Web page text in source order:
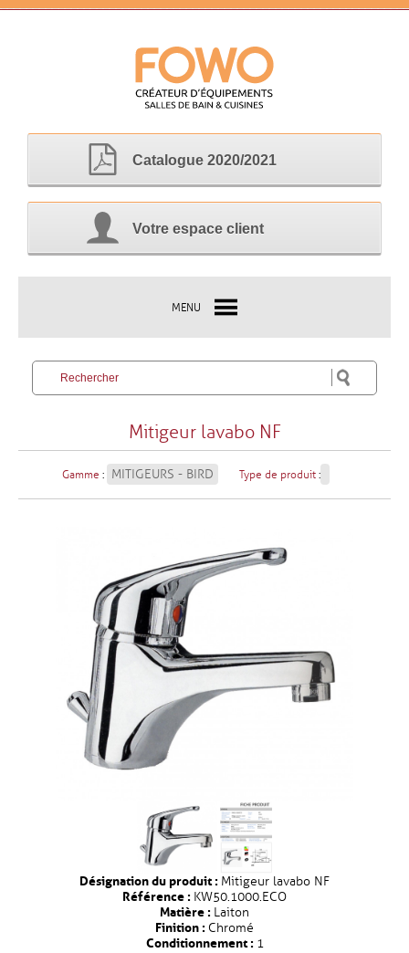
Catalogue 2020/2021
Votre espace client
MENU
Mitigeur lavabo NF
Gamme : MITIGEURS - BIRD Type de produit:
Désignation du produit : Mitigeur lavabo NF
Référence : KW50.1000.ECO
Matière : Laiton
Finition : Chromé
Conditionnement : 1